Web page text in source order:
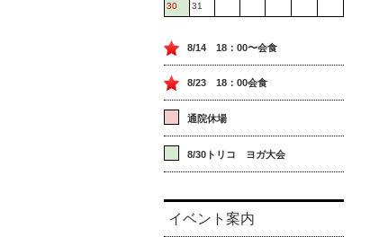
30 31
8/14 18：00〜会食
8/23 18：00会食
通院休場
8/30トリコ ヨガ大会
イベント案内